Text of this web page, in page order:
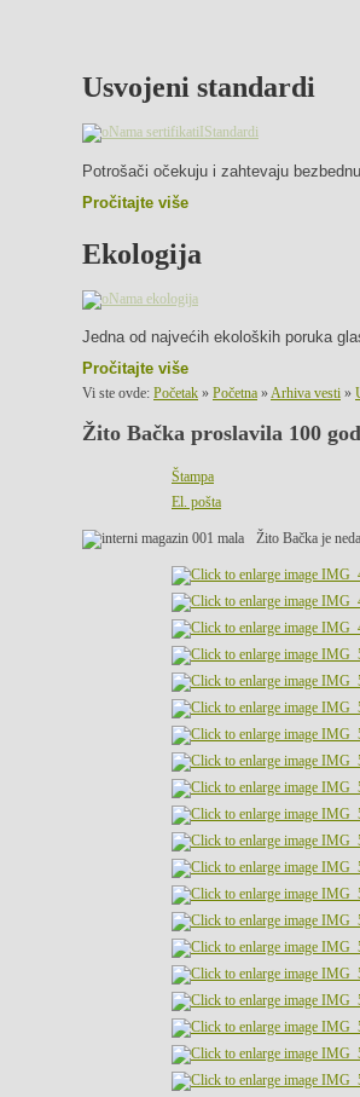
Usvojeni standardi
Potrošači očekuju i zahtevaju
Pročitajte više
Ekologija
Jedna od najvećih ekoloških poruka
Pročitajte više
Vi ste ovde: Početak » Početna »Arhiva vesti »
Žito Bačka proslavila 100
Štampa
El. pošta
Žito Bačka je